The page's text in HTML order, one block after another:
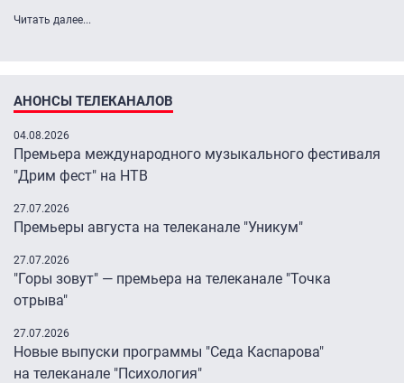
Читать далее...
АНОНСЫ ТЕЛЕКАНАЛОВ
04.08.2026
Премьера международного музыкального фестиваля
"Дрим фест" на НТВ
27.07.2026
Премьеры августа на телеканале "Уникум"
27.07.2026
"Горы зовут" — премьера на телеканале "Точка
отрыва"
27.07.2026
Новые выпуски программы "Седа Каспарова"
на телеканале "Психология"